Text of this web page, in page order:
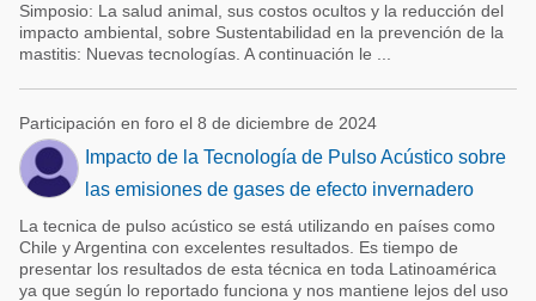
Simposio: La salud animal, sus costos ocultos y la reducción del
impacto ambiental, sobre Sustentabilidad en la prevención de la
mastitis: Nuevas tecnologías. A continuación le ...
Participación en foro el 8 de diciembre de 2024
Impacto de la Tecnología de Pulso Acústico sobre
las emisiones de gases de efecto invernadero
La tecnica de pulso acústico se está utilizando en países como
Chile y Argentina con excelentes resultados. Es tiempo de
presentar los resultados de esta técnica en toda Latinoamérica
ya que según lo reportado funciona y nos mantiene lejos del uso